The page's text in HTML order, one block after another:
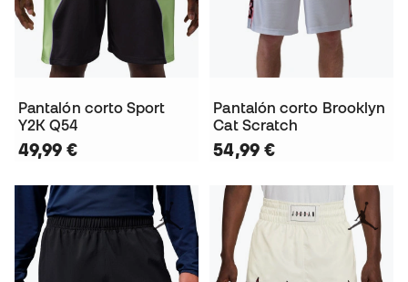
Pantalón corto Sport
Y2K Q54
49,99 €
Pantalón corto Brooklyn
Cat Scratch
54,99 €